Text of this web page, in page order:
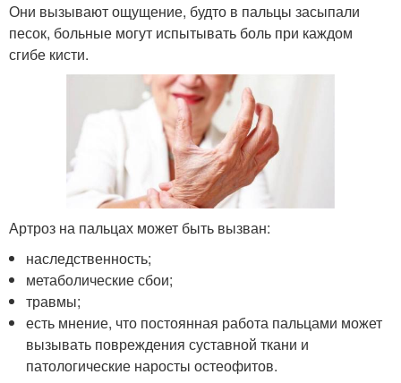
Они вызывают ощущение, будто в пальцы засыпали
песок, больные могут испытывать боль при каждом
сгибе кисти.
Артроз на пальцах может быть вызван:
наследственность;
метаболические сбои;
травмы;
есть мнение, что постоянная работа пальцами может
вызывать повреждения суставной ткани и
патологические наросты остеофитов.